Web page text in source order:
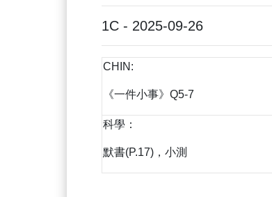
1C - 2025-09-26
CHIN:
《一件小事》Q5-7
科學：
默書(P.17)，小測